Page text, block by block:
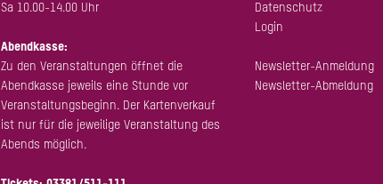
Sa 10.00-14.00 Uhr
Abendkasse:
Zu den Veranstaltungen öffnet die
Abendkasse jeweils eine Stunde vor
Veranstaltungsbeginn. Der Kartenverkauf
ist nur für die jeweilige Veranstaltung des
Abends möglich.
Datenschutz
Login
Newsletter-Anmeldung
Newsletter-Abmeldung